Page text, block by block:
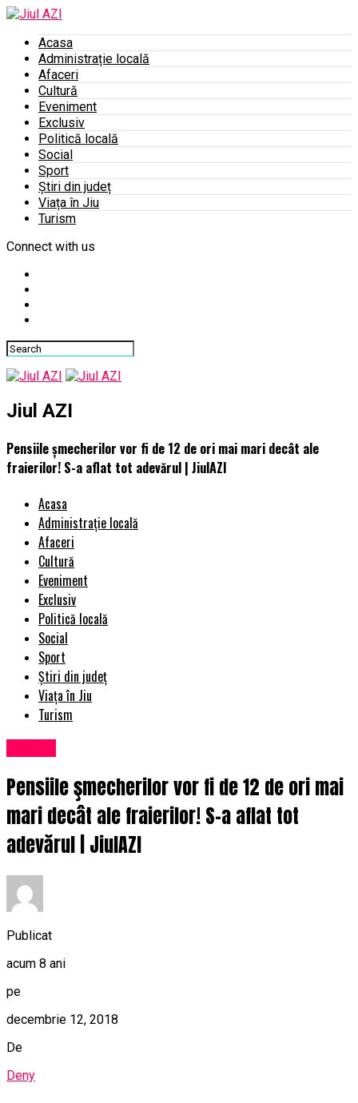
Acasa
Administrație locală
Afaceri
Cultură
Eveniment
Exclusiv
Politică locală
Social
Sport
Știri din județ
Viața în Jiu
Turism
Connect with us
Jiul AZI
Pensiile şmecherilor vor fi de 12 de ori mai mari decât ale
fraierilor! S-a aflat tot adevărul | JiulAZI
Acasa
Administrație locală
Afaceri
Cultură
Eveniment
Exclusiv
Politică locală
Social
Sport
Știri din județ
Viața în Jiu
Turism
Pensiile şmecherilor vor fi de 12 de ori mai
mari decât ale fraierilor! S-a aflat tot
adevărul | JiulAZI
Publicat
acum 8 ani
pe
decembrie 12, 2018
De
Deny